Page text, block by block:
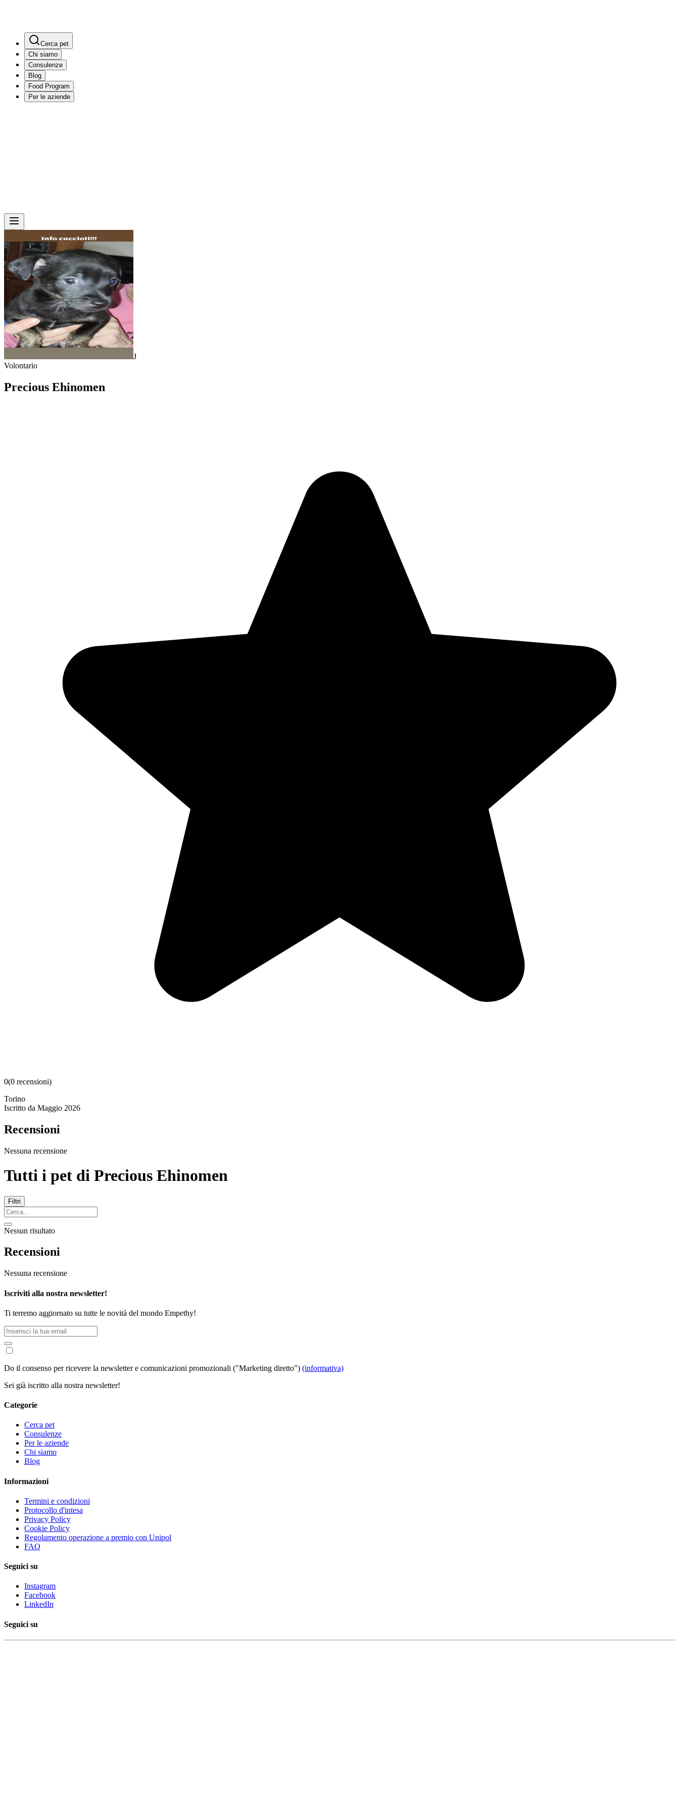
Cerca pet
Chi siamo
Consulenze
Blog
Food Program
Per le aziende
J
Volontario
Precious Ehinomen
0(0 recensioni)
Torino
Iscritto da Maggio 2026
Recensioni
Nessuna recensione
Tutti i pet di Precious Ehinomen
Filtri
Nessun risultato
Recensioni
Nessuna recensione
Iscriviti alla nostra newsletter!
Ti terremo aggiornato su tutte le novità del mondo Empethy!
Do il consenso per ricevere la newsletter e comunicazioni promozionali ("Marketing diretto") (informativa)
Sei già iscritto alla nostra newsletter!
Categorie
Cerca pet
Consulenze
Per le aziende
Chi siamo
Blog
Informazioni
Termini e condizioni
Protocollo d'intesa
Privacy Policy
Cookie Policy
Regolamento operazione a premio con Unipol
FAQ
Seguici su
Instagram
Facebook
LinkedIn
Seguici su